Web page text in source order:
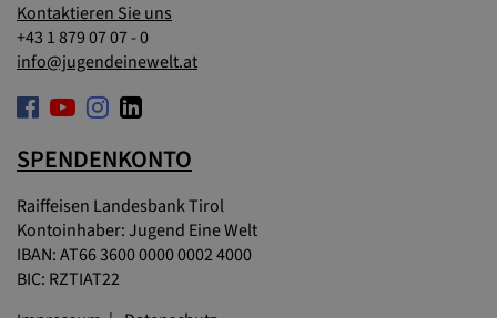
Kontaktieren Sie uns
+43 1 879 07 07 - 0
info@jugendeinewelt.at
SPENDENKONTO
Raiffeisen Landesbank Tirol
Kontoinhaber: Jugend Eine Welt
IBAN: AT66 3600 0000 0002 4000
BIC: RZTIAT22